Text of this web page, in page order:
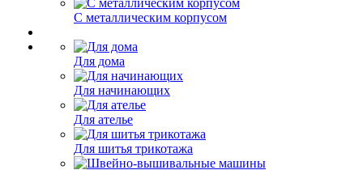
С металлическим корпусом
Для дома
Для начинающих
Для ателье
Для шитья трикотажа